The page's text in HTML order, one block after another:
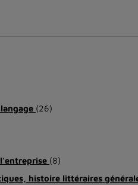
(26)
(8)
histoire littéraires